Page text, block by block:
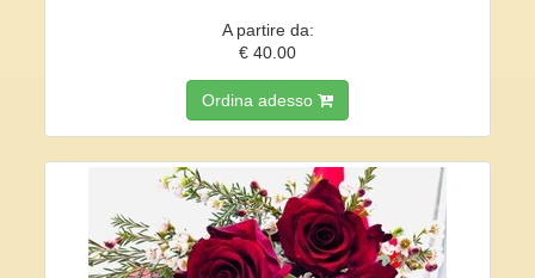
A partire da:
€ 40.00
Ordina adesso